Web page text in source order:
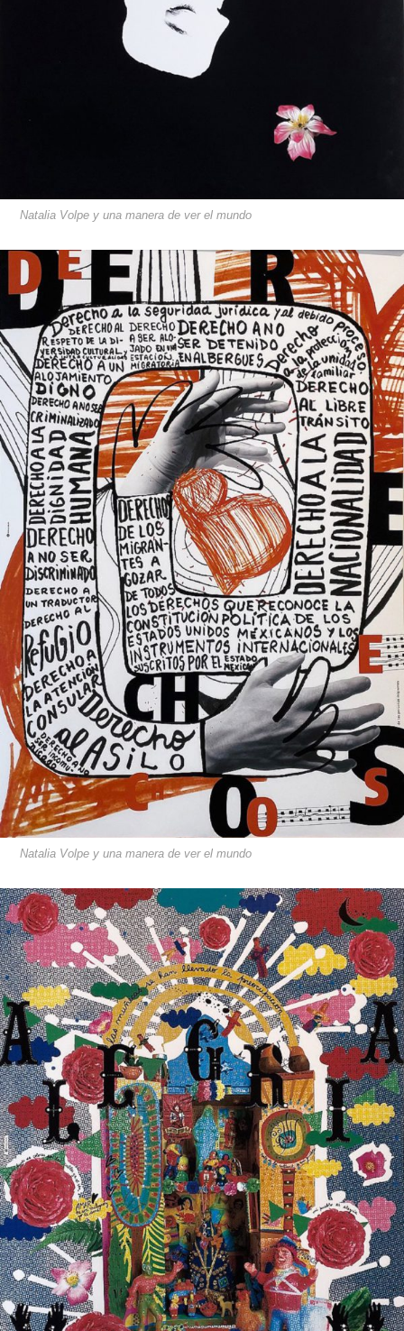
Natalia Volpe y una manera de ver el mundo
Natalia Volpe y una manera de ver el mundo